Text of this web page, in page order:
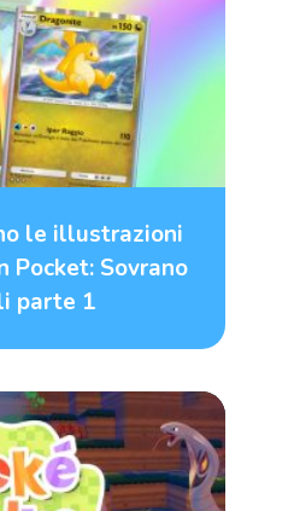
le illustrazioni
Pocket: Sovrano
parte 1